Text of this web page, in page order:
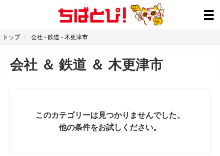
トップ 会社 - 鉄道 - 木更津市
会社 ＆ 鉄道 ＆ 木更津市
このカテゴリーは見つかりませんでした。
他の条件をお試しください。